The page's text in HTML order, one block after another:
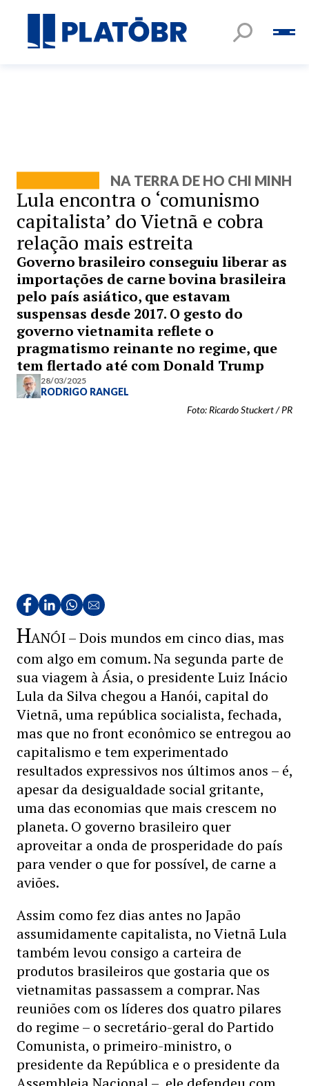
NA TERRA DE HO CHI MINH
Lula encontra o ‘comunismo
capitalista’ do Vietnã e cobra
relação mais estreita
Governo brasileiro conseguiu liberar as
importações de carne bovina brasileira
pelo país asiático, que estavam
suspensas desde 2017. O gesto do
governo vietnamita reflete o
pragmatismo reinante no regime, que
tem flertado até com Donald Trump
28/03/2025
RODRIGO RANGEL
Foto: Ricardo Stuckert / PR
HANÓI – Dois mundos em cinco dias, mas
com algo em comum. Na segunda parte de
sua viagem à Ásia, o presidente Luiz Inácio
Lula da Silva chegou a Hanói, capital do
Vietnã, uma república socialista, fechada,
mas que no front econômico se entregou ao
capitalismo e tem experimentado
resultados expressivos nos últimos anos – é,
apesar da desigualdade social gritante,
uma das economias que mais crescem no
planeta. O governo brasileiro quer
aproveitar a onda de prosperidade do país
para vender o que for possível, de carne a
aviões.
Assim como fez dias antes no Japão
assumidamente capitalista, no Vietnã Lula
também levou consigo a carteira de
produtos brasileiros que gostaria que os
vietnamitas passassem a comprar. Nas
reuniões com os líderes dos quatro pilares
do regime – o secretário-geral do Partido
Comunista, o primeiro-ministro, o
presidente da República e o presidente da